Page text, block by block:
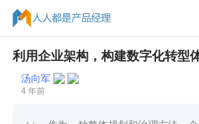
利用企业架构，构建数字化转型
汤向军
4 年前